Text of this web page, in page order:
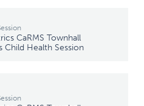
CaRMS Townhall
Child Health Session